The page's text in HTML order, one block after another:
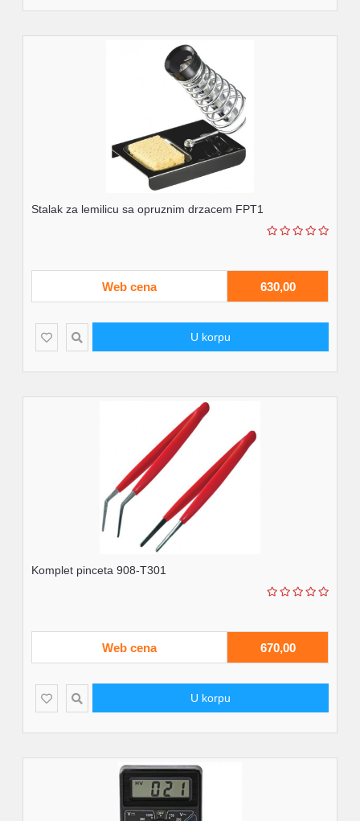
Stalak za lemilicu sa opruznim drzacem FPT1
Web cena 630,00
U korpu
Komplet pinceta 908-T301
Web cena 670,00
U korpu